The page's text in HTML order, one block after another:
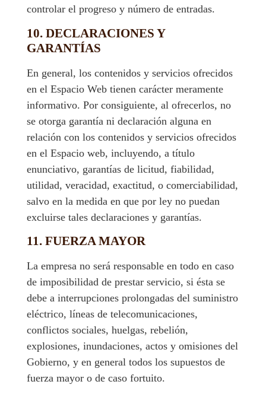
controlar el progreso y número de entradas.
10. DECLARACIONES Y
GARANTÍAS
En general, los contenidos y servicios ofrecidos
en el Espacio Web tienen carácter meramente
informativo. Por consiguiente, al ofrecerlos, no
se otorga garantía ni declaración alguna en
relación con los contenidos y servicios ofrecidos
en el Espacio web, incluyendo, a título
enunciativo, garantías de licitud, fiabilidad,
utilidad, veracidad, exactitud, o comerciabilidad,
salvo en la medida en que por ley no puedan
excluirse tales declaraciones y garantías.
11. FUERZA MAYOR
La empresa no será responsable en todo en caso
de imposibilidad de prestar servicio, si ésta se
debe a interrupciones prolongadas del suministro
eléctrico, líneas de telecomunicaciones,
conflictos sociales, huelgas, rebelión,
explosiones, inundaciones, actos y omisiones del
Gobierno, y en general todos los supuestos de
fuerza mayor o de caso fortuito.